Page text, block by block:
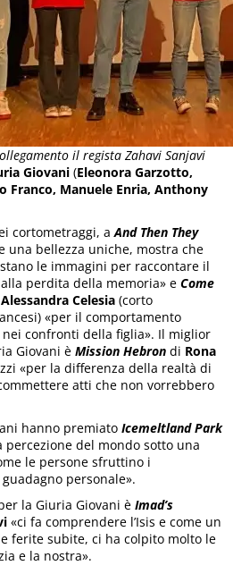
il regista Zahavi Sanjavi
Giovani (Eleonora Garzotto,
Franco, Manuele Enria, Anthony
cortometraggi, aAnd Then They
una bellezza uniche, mostra che
le immagini per raccontare il
perdita della memoria» eCome
Alessandra Celesia (corto
«per il comportamento
confronti della figlia». Il miglior
Giovani è Mission Hebrondi Rona
«per la differenza della realtà di
atti che non vorrebbero
hanno premiatoIcemeltland Park
percezione del mondo sotto una
le persone sfruttino i
personale».
la Giuria Giovani èImad’s
«ci fa comprendere l’Isis e come un
ferite subite, ci ha colpito molto le
e la nostra».